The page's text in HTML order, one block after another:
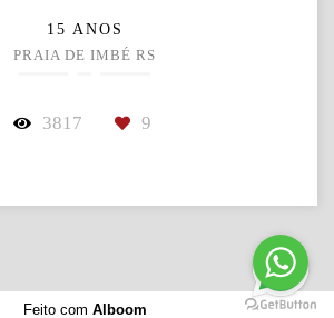
15 ANOS
PRAIA DE IMBÉ RS
3817 9
Feito com Alboom